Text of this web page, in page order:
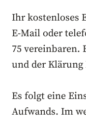
Ihr kostenloses
E-Mail oder
75 vereinbaren.
und der
Es folgt eine
Aufwands. Im